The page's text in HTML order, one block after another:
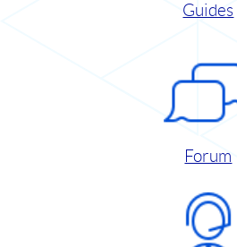
Guides
Forum